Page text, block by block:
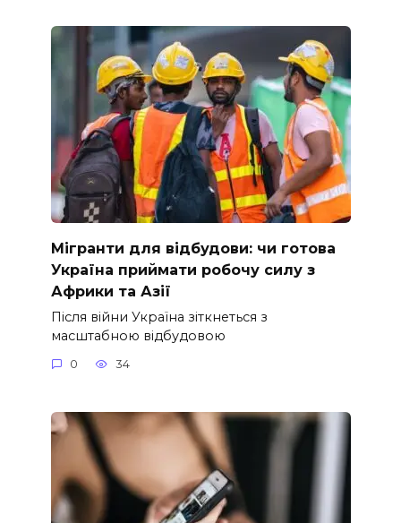
Мігранти для відбудови: чи готова
Україна приймати робочу силу з
Африки та Азії
Після війни Україна зіткнеться з
масштабною відбудовою
0 34